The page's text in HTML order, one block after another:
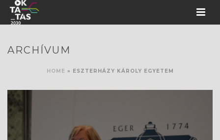
ARCHÍVUM
HOME » ESZTERHÁZY KÁROLY EGYETEM